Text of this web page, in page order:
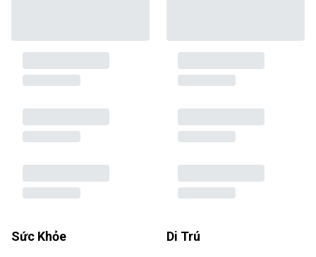
Sức Khỏe Di Trú